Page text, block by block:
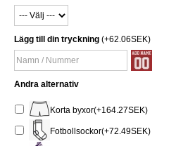
Lägg till din tryckning (+62.06SEK)
Andra alternativ
Korta byxor(+164.27SEK)
Fotbollsockor(+72.49SEK)